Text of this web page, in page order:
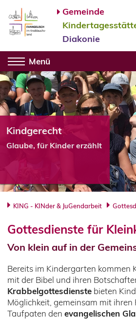
Gemeinde
Diakonie
Menü
Kindgerecht
Glaube, für Kinder erzählt
KING - KINder & JuGendarbeit
Gottesdienste für
Von klein auf in der
Bereits im Kindergarten kommen
mit der Bibel und ihren
Krabbelgottesdienste bieten
Möglichkeit, gemeinsam mit ihren
Taufpaten den evangelischen